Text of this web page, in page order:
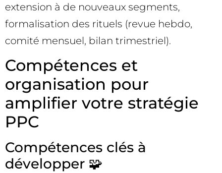
extension à de nouveaux segments,
formalisation des rituels (revue hebdo,
comité mensuel, bilan trimestriel).
Compétences et
organisation pour
amplifier votre stratégie
PPC
Compétences clés à
développer 🧩